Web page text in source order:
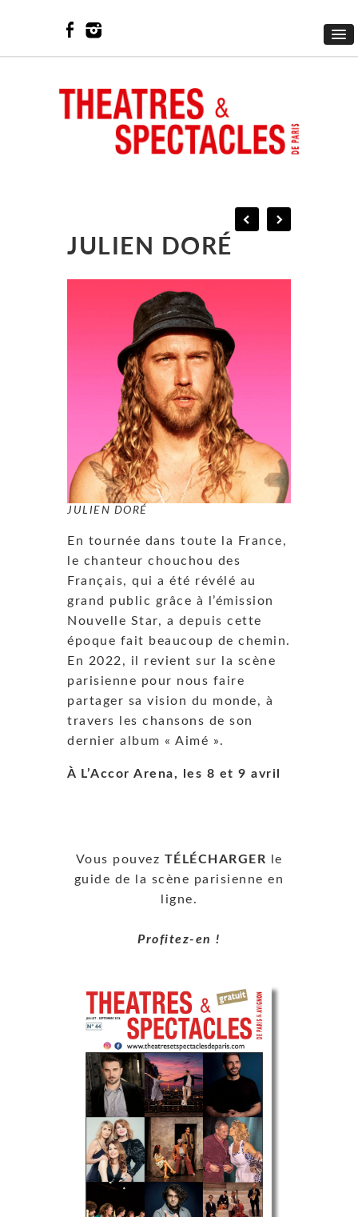
JULIEN DORÉ
JULIEN DORÉ
En tournée dans toute la France,
le chanteur chouchou des
Français, qui a été révélé au
grand public grâce à l’émission
Nouvelle Star, a depuis cette
époque fait beaucoup de chemin.
En 2022, il revient sur la scène
parisienne pour nous faire
partager sa vision du monde, à
travers les chansons de son
dernier album « Aimé ».
À L’Accor Arena, les 8 et 9 avril
Vous pouvez TÉLÉCHARGER le
guide de la scène parisienne en
ligne.
Profitez-en !